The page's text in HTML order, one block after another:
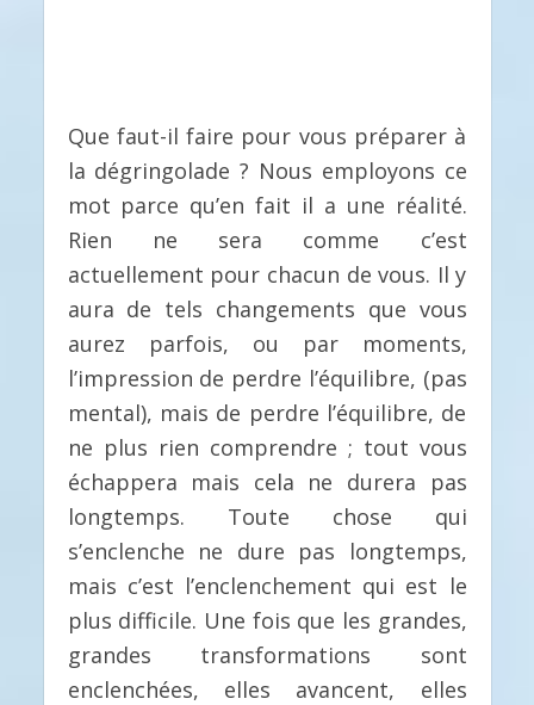
Que faut-il faire pour vous préparer à
la dégringolade ? Nous employons ce
mot parce qu’en fait il a une réalité.
Rien ne sera comme c’est
actuellement pour chacun de vous. Il y
aura de tels changements que vous
aurez parfois, ou par moments,
l’impression de perdre l’équilibre, (pas
mental), mais de perdre l’équilibre, de
ne plus rien comprendre ; tout vous
échappera mais cela ne durera pas
longtemps. Toute chose qui
s’enclenche ne dure pas longtemps,
mais c’est l’enclenchement qui est le
plus difficile. Une fois que les grandes,
grandes transformations sont
enclenchées, elles avancent, elles